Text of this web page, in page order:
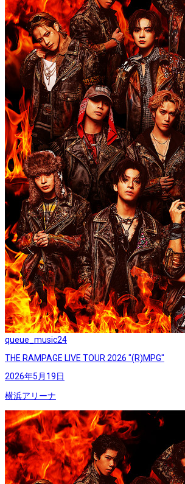
queue_music24
THE RAMPAGE LIVE TOUR 2026 "(R)MPG"
2026年5月19日
横浜アリーナ